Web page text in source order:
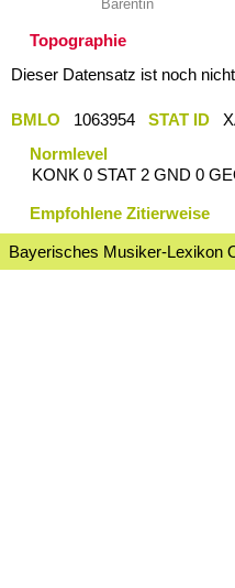
Barentin
Topographie
Dieser Datensatz ist noch
BMLO 1063954 STAT ID
Normlevel
KONK 0 STAT 2 GND 0
Empfohlene Zitierweise
Bayerisches Musiker-Lexikon